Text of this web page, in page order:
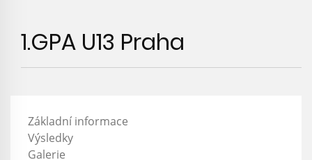
1.GPA U13 Praha
Základní informace
Výsledky
Galerie